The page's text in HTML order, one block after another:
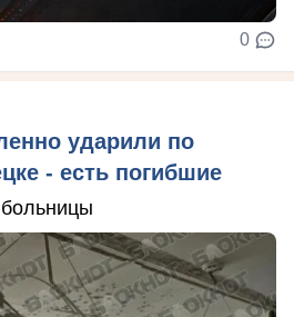
0
ударили по
- есть погибшие